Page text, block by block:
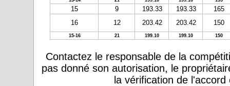
15 9 193.33 193.33
165
16
12 203.42 203.42 150
15-16 21 199.10 199.10 150
Contactez le responsable de la
pas donné son autorisation, le
la vérification de